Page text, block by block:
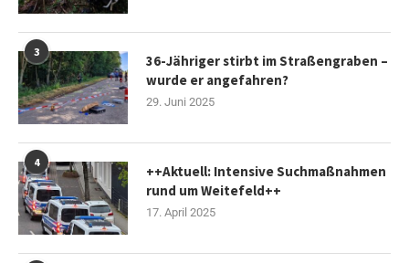
3
36-Jähriger stirbt im Straßengraben –
wurde er angefahren?
29. Juni 2025
4
++Aktuell: Intensive Suchmaßnahmen
rund um Weitefeld++
17. April 2025